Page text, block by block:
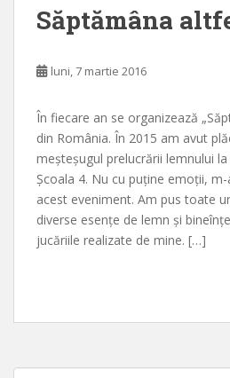
Săptămâna
luni, 7 martie 2016
În fiecare an se organizează
din România. În 2015 am avut
meșteșugul prelucrării lemnului
Școala 4. Nu cu puține emoții,
acest eveniment. Am pus toate
diverse esențe de lemn și
jucăriile realizate de mine. […]